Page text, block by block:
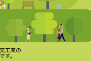
工業の
す。